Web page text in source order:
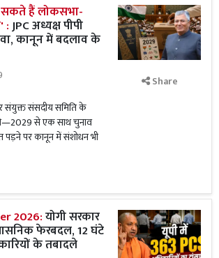
सकते हैं लोकसभा-
:JPC अध्यक्ष पीपी
कानून में बदलाव के
संसदीय समिति के
से एक साथ चुनाव
पड़ने पर कानून में संशोधन भी
Share
2026:योगी सरकार
फेरबदल, 12 घंटे
के तबादले